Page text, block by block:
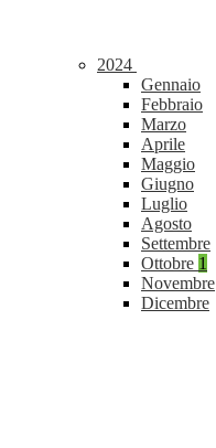
2024
Gennaio
Febbraio
Marzo
Aprile
Maggio
Giugno
Luglio
Agosto
Settembre
Ottobre 1
Novembre
Dicembre